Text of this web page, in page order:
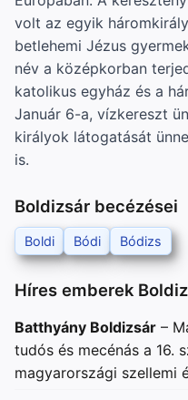
volt az egyik
betlehemi Jézus
név a középkorban
katolikus egyház és a
Január 6-a, vízkereszt
királyok látogatását
is.
Boldizsár becézései
Boldi Bódi Bódizs
Híres emberek
Batthyány Boldizsár –
tudós és mecénás a 16.
magyarországi szellemi